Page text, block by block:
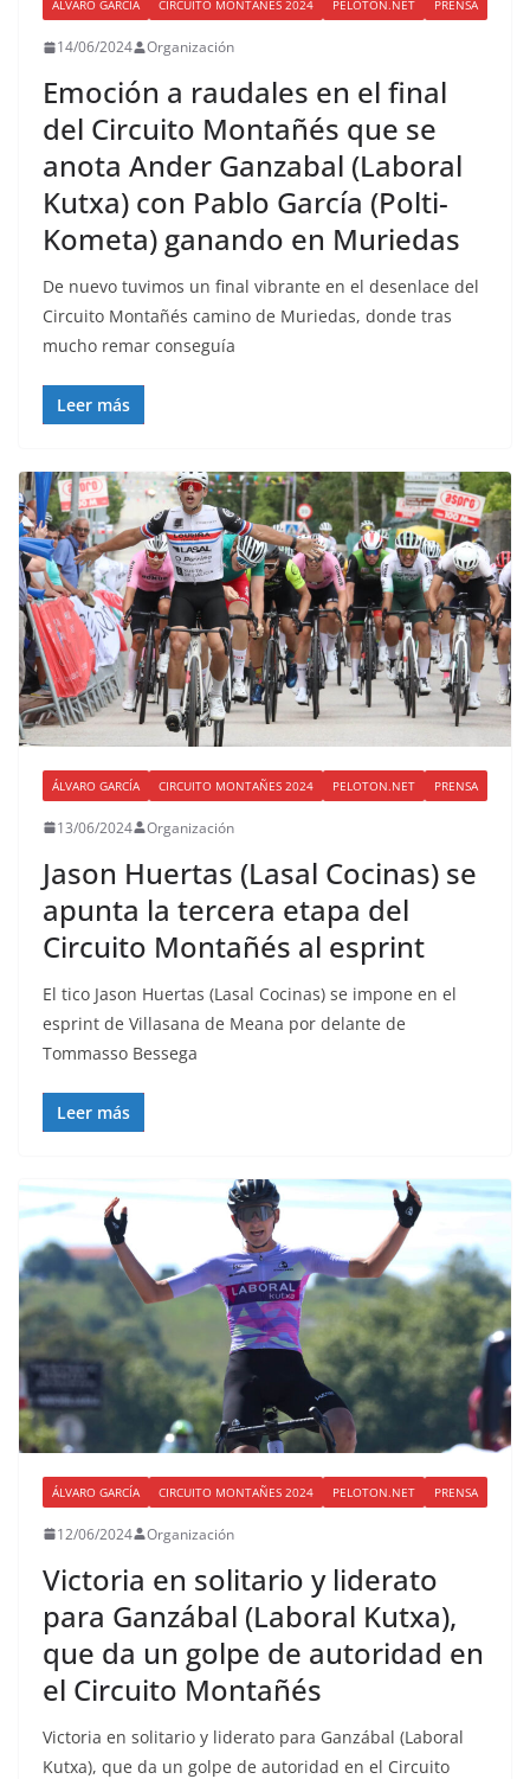
ÁLVARO GARCÍA CIRCUITO MONTAÑES 2024 PELOTON.NET PRENSA
14/06/2024 Organización
Emoción a raudales en el final
del Circuito Montañés que se
anota Ander Ganzabal (Laboral
Kutxa) con Pablo García (Polti-
Kometa) ganando en Muriedas
De nuevo tuvimos un final vibrante en el desenlace del
Circuito Montañés camino de Muriedas, donde tras
mucho remar conseguía
Leer más
ÁLVARO GARCÍA CIRCUITO MONTAÑES 2024 PELOTON.NET PRENSA
13/06/2024 Organización
Jason Huertas (Lasal Cocinas) se
apunta la tercera etapa del
Circuito Montañés al esprint
El tico Jason Huertas (Lasal Cocinas) se impone en el
esprint de Villasana de Meana por delante de
Tommasso Bessega
Leer más
ÁLVARO GARCÍA CIRCUITO MONTAÑES 2024 PELOTON.NET PRENSA
12/06/2024 Organización
Victoria en solitario y liderato
para Ganzábal (Laboral Kutxa),
que da un golpe de autoridad en
el Circuito Montañés
Victoria en solitario y liderato para Ganzábal (Laboral
Kutxa), que da un golpe de autoridad en el Circuito